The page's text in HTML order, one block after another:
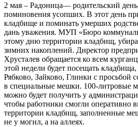
2 мая – Радоница— родительский
поминовения усопших. В этот день
кладбище и поминать умерших
дань уважения. МУП «Бюро
этому дню территории кладбищ,
зимних накоплений. Директор
Хрусталев обращается ко всем
этой недели будет посещать
Рябково, Зайково, Глинки с просьбой
в специальные мешки. 100-литровые
можно будет получить у
чтобы работники смогли оперативно
территории кладбищ, заполненные
не у могил, а на аллеях.